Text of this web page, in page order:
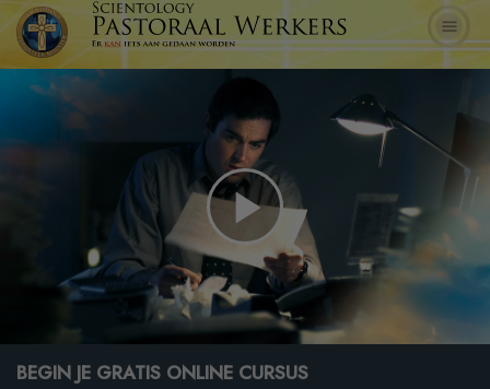
Play
Video
BEGIN JE GRATIS ONLINE CURSUS